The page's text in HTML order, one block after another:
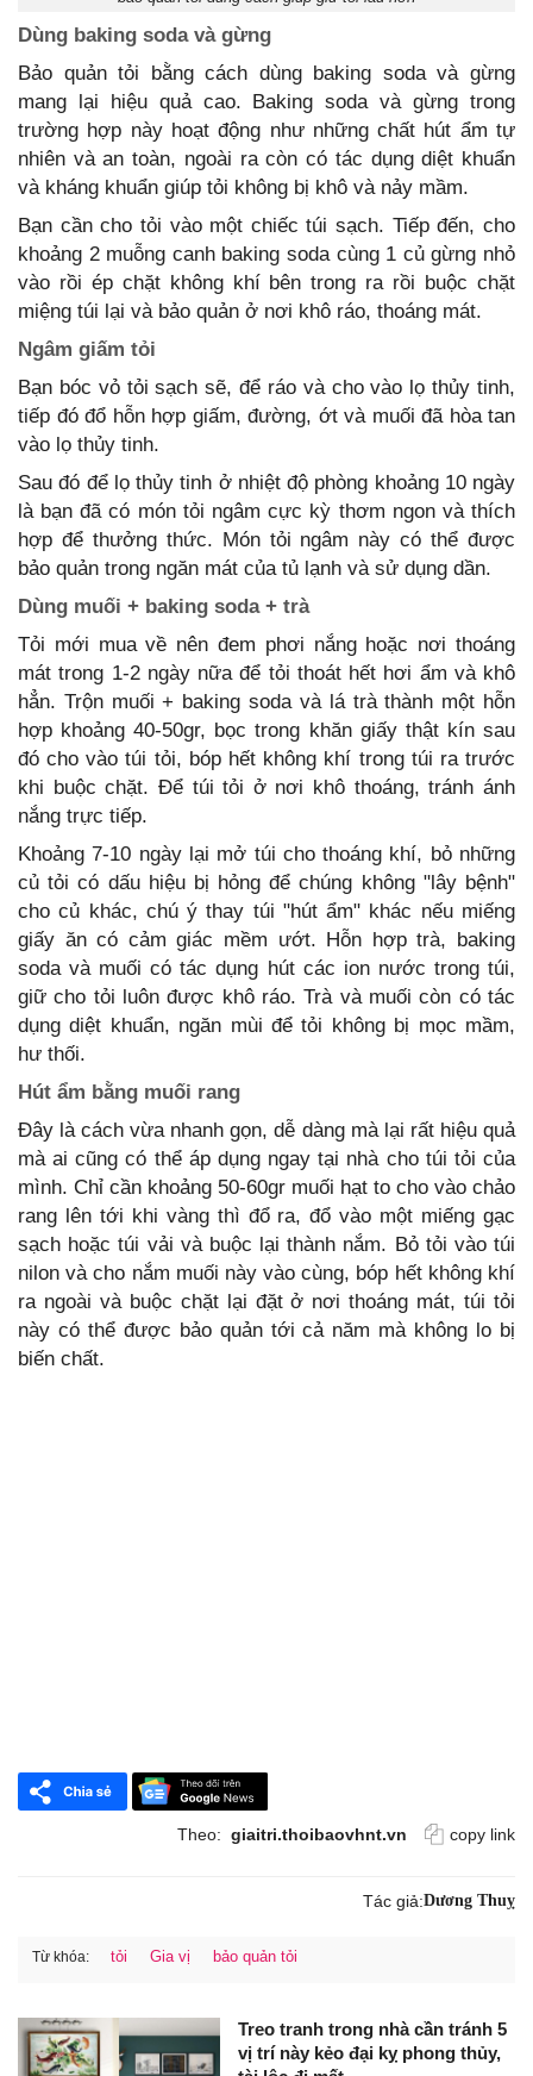
Dùng baking soda và gừng
Bảo quản tỏi bằng cách dùng baking soda và gừng
mang lại hiệu quả cao. Baking soda và gừng trong
trường hợp này hoạt động như những chất hút ẩm tự
nhiên và an toàn, ngoài ra còn có tác dụng diệt khuẩn
và kháng khuẩn giúp tỏi không bị khô và nảy mầm.
Bạn cần cho tỏi vào một chiếc túi sạch. Tiếp đến, cho
khoảng 2 muỗng canh baking soda cùng 1 củ gừng nhỏ
vào rồi ép chặt không khí bên trong ra rồi buộc chặt
miệng túi lại và bảo quản ở nơi khô ráo, thoáng mát.
Ngâm giấm tỏi
Bạn bóc vỏ tỏi sạch sẽ, để ráo và cho vào lọ thủy tinh,
tiếp đó đổ hỗn hợp giấm, đường, ớt và muối đã hòa tan
vào lọ thủy tinh.
Sau đó để lọ thủy tinh ở nhiệt độ phòng khoảng 10 ngày
là bạn đã có món tỏi ngâm cực kỳ thơm ngon và thích
hợp để thưởng thức. Món tỏi ngâm này có thể được
bảo quản trong ngăn mát của tủ lạnh và sử dụng dần.
Dùng muối + baking soda + trà
Tỏi mới mua về nên đem phơi nắng hoặc nơi thoáng
mát trong 1-2 ngày nữa để tỏi thoát hết hơi ẩm và khô
hẳn. Trộn muối + baking soda và lá trà thành một hỗn
hợp khoảng 40-50gr, bọc trong khăn giấy thật kín sau
đó cho vào túi tỏi, bóp hết không khí trong túi ra trước
khi buộc chặt. Để túi tỏi ở nơi khô thoáng, tránh ánh
nắng trực tiếp.
Khoảng 7-10 ngày lại mở túi cho thoáng khí, bỏ những
củ tỏi có dấu hiệu bị hỏng để chúng không "lây bệnh"
cho củ khác, chú ý thay túi "hút ẩm" khác nếu miếng
giấy ăn có cảm giác mềm ướt. Hỗn hợp trà, baking
soda và muối có tác dụng hút các ion nước trong túi,
giữ cho tỏi luôn được khô ráo. Trà và muối còn có tác
dụng diệt khuẩn, ngăn mùi để tỏi không bị mọc mầm,
hư thối.
Hút ẩm bằng muối rang
Đây là cách vừa nhanh gọn, dễ dàng mà lại rất hiệu quả
mà ai cũng có thể áp dụng ngay tại nhà cho túi tỏi của
mình. Chỉ cần khoảng 50-60gr muối hạt to cho vào chảo
rang lên tới khi vàng thì đổ ra, đổ vào một miếng gạc
sạch hoặc túi vải và buộc lại thành nắm. Bỏ tỏi vào túi
nilon và cho nắm muối này vào cùng, bóp hết không khí
ra ngoài và buộc chặt lại đặt ở nơi thoáng mát, túi tỏi
này có thể được bảo quản tới cả năm mà không lo bị
biến chất.
Theo: giaitri.thoibaovhnt.vn copy link
Tác giả:Dương Thuỵ
Từ khóa: tỏi Gia vị bảo quản tỏi
Treo tranh trong nhà cần tránh 5
vị trí này kẻo đại kỵ phong thủy,